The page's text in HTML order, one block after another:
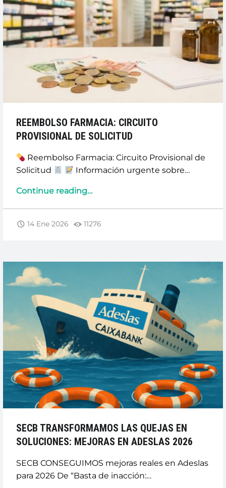
REEMBOLSO FARMACIA: CIRCUITO
PROVISIONAL DE SOLICITUD
Reembolso Farmacia: Circuito Provisional de
Solicitud
Información urgente sobre…
Continue reading“REEMBOLSO
PROVISIONAL
…
14 Ene 2026 11276
SECB TRANSFORMAMOS LAS QUEJAS EN
SOLUCIONES: MEJORAS EN ADESLAS 2026
SECB CONSEGUIMOS mejoras reales en Adeslas
para 2026 De “Basta de inacción:…